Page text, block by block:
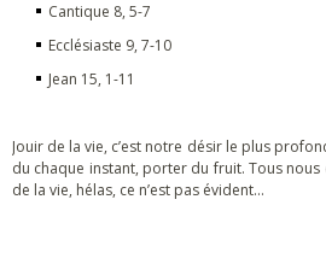
Cantique 8, 5-7
Ecclésiaste 9, 7-10
Jean 15, 1-11
Jouir de la vie, c’est notre désir le plus
du chaque instant, porter du fruit. Tous
de la vie, hélas, ce n’est pas évident…